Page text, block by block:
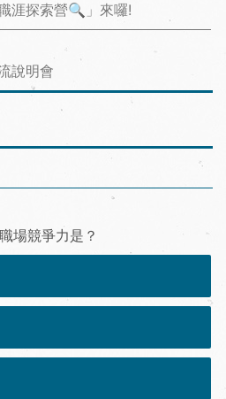
涯探索營🔍」來囉!
說明會
場競爭力是？